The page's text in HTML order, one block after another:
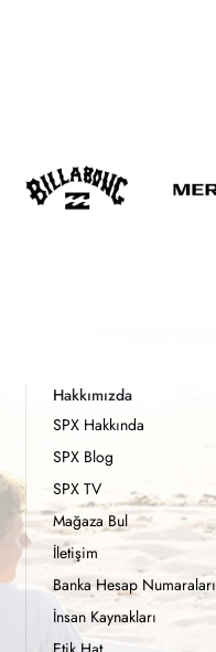
Hakkımızda
SPX Hakkında
SPX Blog
SPX TV
Mağaza Bul
İletişim
Banka Hesap Numaraları
İnsan Kaynakları